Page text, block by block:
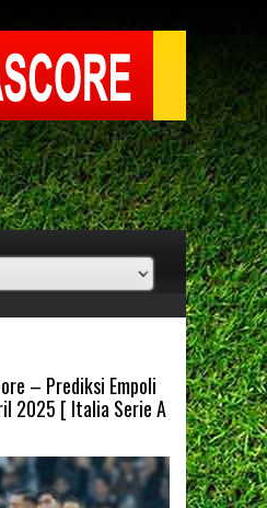
– Prediksi Empoli
2025 [ Italia Serie A